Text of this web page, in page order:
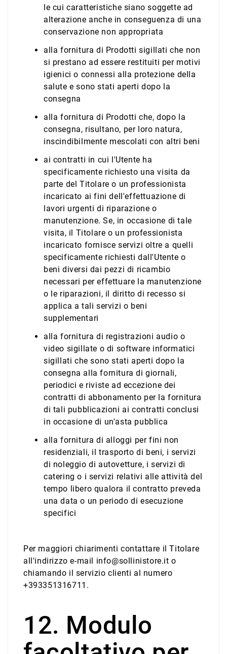
le cui caratteristiche siano soggette ad
alterazione anche in conseguenza di una
conservazione non appropriata
alla fornitura di Prodotti sigillati che non
si prestano ad essere restituiti per motivi
igienici o connessi alla protezione della
salute e sono stati aperti dopo la
consegna
alla fornitura di Prodotti che, dopo la
consegna, risultano, per loro natura,
inscindibilmente mescolati con altri beni
ai contratti in cui l'Utente ha
specificamente richiesto una visita da
parte del Titolare o un professionista
incaricato ai fini dell'effettuazione di
lavori urgenti di riparazione o
manutenzione. Se, in occasione di tale
visita, il Titolare o un professionista
incaricato fornisce servizi oltre a quelli
specificamente richiesti dall'Utente o
beni diversi dai pezzi di ricambio
necessari per effettuare la manutenzione
o le riparazioni, il diritto di recesso si
applica a tali servizi o beni
supplementari
alla fornitura di registrazioni audio o
video sigillate o di software informatici
sigillati che sono stati aperti dopo la
consegna alla fornitura di giornali,
periodici e riviste ad eccezione dei
contratti di abbonamento per la fornitura
di tali pubblicazioni ai contratti conclusi
in occasione di un'asta pubblica
alla fornitura di alloggi per fini non
residenziali, il trasporto di beni, i servizi
di noleggio di autovetture, i servizi di
catering o i servizi relativi alle attività del
tempo libero qualora il contratto preveda
una data o un periodo di esecuzione
specifici
Per maggiori chiarimenti contattare il Titolare
all'indirizzo e-mail info@sollinistore.it o
chiamando il servizio clienti al numero
+393351316711.
12. Modulo